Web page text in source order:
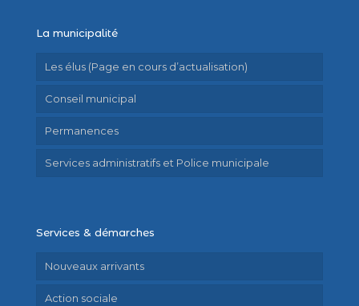
La municipalité
Les élus (Page en cours d’actualisation)
Conseil municipal
Permanences
Services administratifs et Police municipale
Services & démarches
Nouveaux arrivants
Action sociale